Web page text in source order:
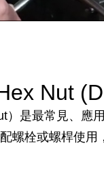
Nut
）是最常見、應
螺栓或螺桿使用